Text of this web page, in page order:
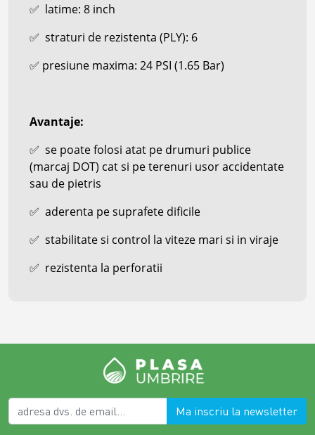
✅ latime: 8 inch
✅ straturi de rezistenta (PLY): 6
✅ presiune maxima: 24 PSI (1.65 Bar)
Avantaje:
✅ se poate folosi atat pe drumuri publice
(marcaj DOT) cat si pe terenuri usor accidentate
sau de pietris
✅ aderenta pe suprafete dificile
✅ stabilitate si control la viteze mari si in viraje
✅ rezistenta la perforatii
Ma inscriu la newsletter